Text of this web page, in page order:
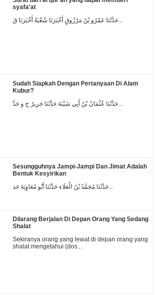
syafa'at
حَدَّثَنَا عَمْرُو بْنُ مَرْزُوقٍ أَخْبَرَنَا شُعْبَةُ أَخْبَرَنَا قَ...
Sudah Siapkah Dengan Pertanyaan Di Alam
Kubur?
حَدَّثَنَا عُثْمَانُ بْنُ أَبِي شَيْبَةَ حَدَّثَنَا جَرِيرٌ ح و حَدَّ...
Sesungguhnya Jampi-Jampi Dan Jimat Adalah
Bentuk Kesyirikan
حَدَّثَنَا مُحَمَّدُ بْنُ الْعَلَاءِ حَدَّثَنَا أَبُو مُعَاوِيَةَ حَد...
Dilarang Berjalan Di Depan Orang Yang Sedang
Shalat
Sekiranya orang yang lewat di depan orang yang
shalat mengetahui (dos...